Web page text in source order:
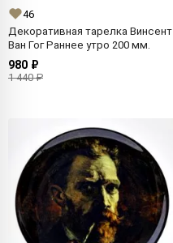
46
Декоративная тарелка Винсент
Ван Гог Раннее утро 200 мм.
980 ₽
1 440 ₽